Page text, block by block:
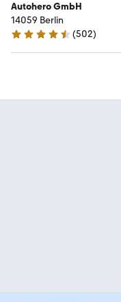
Autohero GmbH
14059 Berlin
4.5 Sterne
(502)